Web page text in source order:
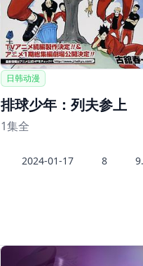
日韩动漫
排球少年：列夫参上
1集全
2024-01-17 8